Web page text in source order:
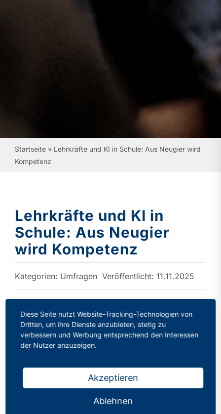
Startseite» Lehrkräfte und KI in Schule: Aus Neugier wird
Kompetenz
Lehrkräfte und KI in
Schule: Aus Neugier
wird Kompetenz
Kategorien: Umfragen Veröffentlicht: 11.11.2025
PhV-Umfrage mit 1.500 Teilnehmenden
belegt gestiegene Akzeptanz von ChatGPT
& Co.
Intransparenz und Zuverlässigkeit von KI-
Chatbots als Hemmschuh
Diese Seite nutzt Website-Tracking-Technologien von
Dritten, um ihre Dienste anzubieten, stetig zu
verbessern und Werbung entsprechend den Interessen
der Nutzer anzuzeigen.
Akzeptieren
Ablehnen